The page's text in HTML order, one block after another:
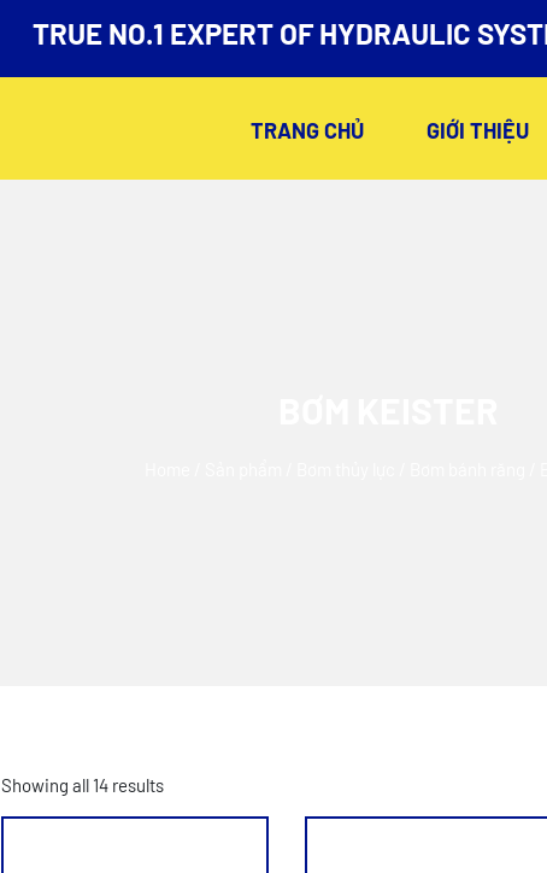
TRUE NO.1 EXPERT OF HYDRAULIC
TRANG CHỦ GIỚI THIỆU
Showing all 14 results